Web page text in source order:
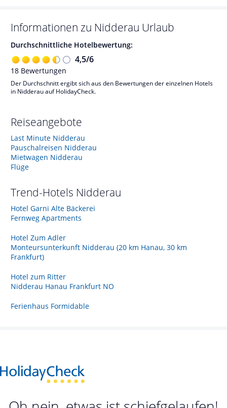
Informationen zu Nidderau Urlaub
Durchschnittliche Hotelbewertung:
4,5/6
18 Bewertungen
Der Durchschnitt ergibt sich aus den Bewertungen der einzelnen Hotels
in Nidderau auf HolidayCheck.
Reiseangebote
Last Minute Nidderau
Pauschalreisen Nidderau
Mietwagen Nidderau
Flüge
Trend-Hotels Nidderau
Hotel Garni Alte Bäckerei
Fernweg Apartments
Hotel Zum Adler
Monteursunterkunft Nidderau (20 km Hanau, 30 km
Frankfurt)
Hotel zum Ritter
Nidderau Hanau Frankfurt NO
Ferienhaus Formidable